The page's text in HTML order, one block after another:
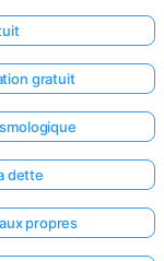
gratuit
dette
propres